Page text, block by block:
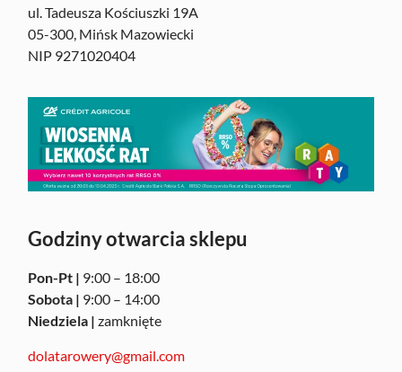
ul. Tadeusza Kościuszki 19A
05-300, Mińsk Mazowiecki
NIP 9271020404
Godziny otwarcia sklepu
Pon-Pt | 9:00 – 18:00
Sobota | 9:00 – 14:00
Niedziela |zamknięte
dolatarowery@gmail.com